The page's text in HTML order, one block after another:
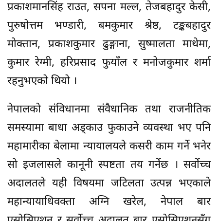
प्रकाशमानसिंह राउत, सपना मल्ल, तेजबहादुर केसी,
पुरुषोत्तम भण्डारी, बमकुमार श्रेष्ठ, टङ्कबहादुर
मोक्तान, प्रकाशकुमार ढुङ्गाना, सुष्मालता माथेमा,
कुमार रेग्मी, हरिप्रसाद फुयाँल र मनोजकुमार शर्मा
रहनुभएको थियो ।
नेपालको संविधानमा संवैधानिक तथा राजनीतिक
समस्यामा बाधा अड्काउ फुकाउने व्यवस्था भए पनि
महामारीका बेलामा न्यायालयले कसरी काम गर्ने भनेर
सो इजलासले कानूनी स्पष्टता तय गर्नेछ । सर्वोच्च
अदालतले यही विषयमा जटिलता उत्पन्न भएकाले
महान्यायाधिवक्ता अग्नि खरेल, नेपाल बार